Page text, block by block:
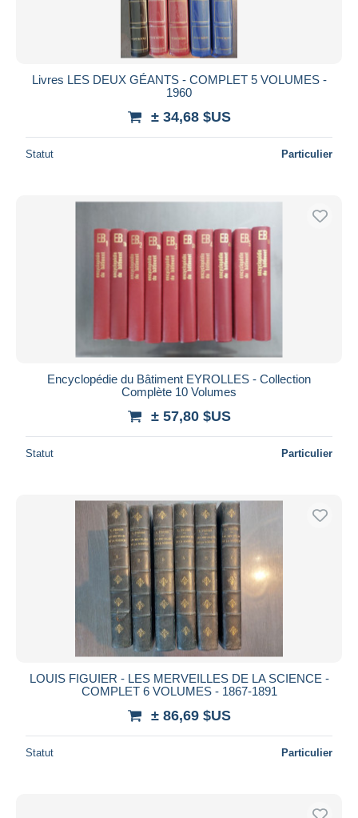
Livres LES DEUX GÉANTS - COMPLET 5 VOLUMES -
1960
± 34,68 $US
Statut Particulier
Encyclopédie du Bâtiment EYROLLES - Collection
Complète 10 Volumes
± 57,80 $US
Statut Particulier
LOUIS FIGUIER - LES MERVEILLES DE LA SCIENCE -
COMPLET 6 VOLUMES - 1867-1891
± 86,69 $US
Statut Particulier